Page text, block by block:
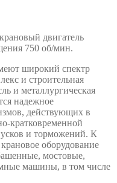
двигатель
750 об/мин.
широкий спектр
и строительная
и металлургическая
надежное
действующих в
кратковременной
и торможений. К
оборудование
мостовые,
машины, в том числе